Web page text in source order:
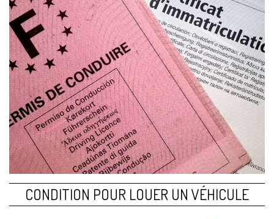
CONDITION POUR LOUER UN VÉHICULE